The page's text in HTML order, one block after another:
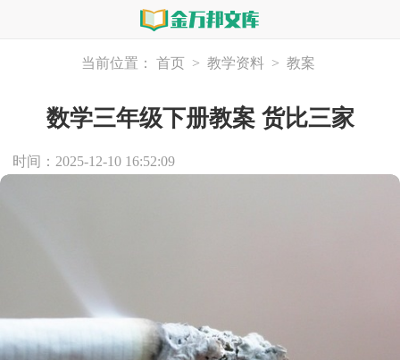
当前位置： 首页 > 教学资料 > 教案
数学三年级下册教案 货比三家
时间：2025-12-10 16:52:09